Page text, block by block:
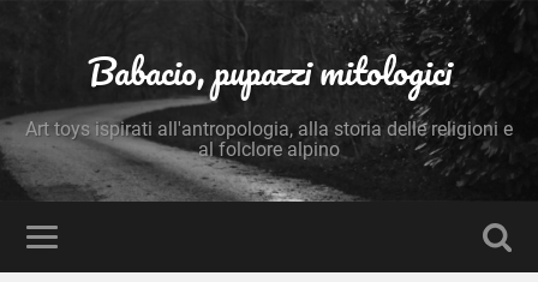
Babacio, pupazzi mitologici
Art toys ispirati all'antropologia, alla storia delle religioni e
al folclore alpino